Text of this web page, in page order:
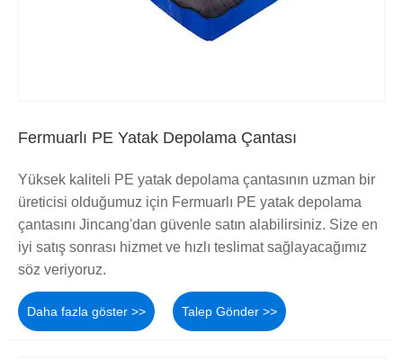
Fermuarlı PE Yatak Depolama Çantası
Yüksek kaliteli PE yatak depolama çantasının uzman bir
üreticisi olduğumuz için Fermuarlı PE yatak depolama
çantasını Jincang'dan güvenle satın alabilirsiniz. Size en
iyi satış sonrası hizmet ve hızlı teslimat sağlayacağımız
söz veriyoruz.
Daha fazla göster >> Talep Gönder >>